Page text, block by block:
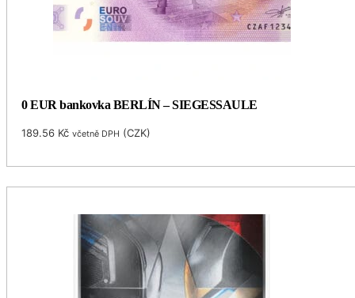
0 EUR bankovka BERLÍN – SIEGESSAULE
189.56 Kč včetně DPH (CZK)